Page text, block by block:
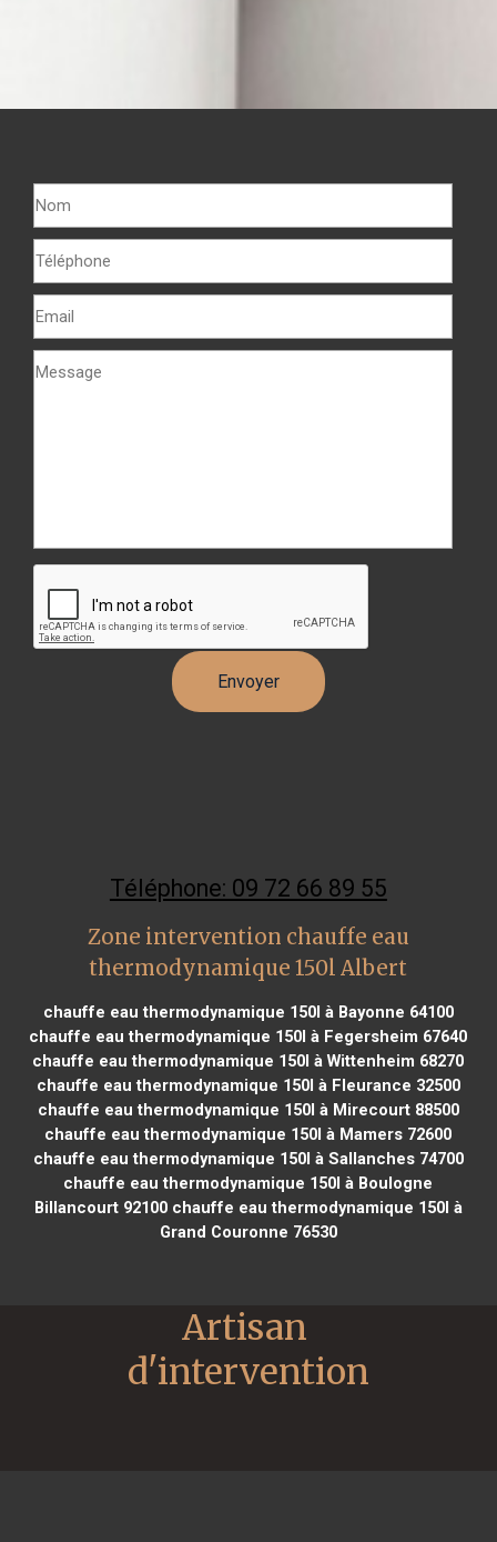
Téléphone: 09 72 66 89 55
Zone intervention chauffe eau
thermodynamique 150l Albert
chauffe eau thermodynamique 150l à Bayonne 64100
chauffe eau thermodynamique 150l à Fegersheim 67640
chauffe eau thermodynamique 150l à Wittenheim 68270
chauffe eau thermodynamique 150l à Fleurance 32500
chauffe eau thermodynamique 150l à Mirecourt 88500
chauffe eau thermodynamique 150l à Mamers 72600
chauffe eau thermodynamique 150l à Sallanches 74700
chauffe eau thermodynamique 150l à Boulogne
Billancourt 92100chauffe eau thermodynamique 150l à
Grand Couronne 76530
Artisan
d'intervention